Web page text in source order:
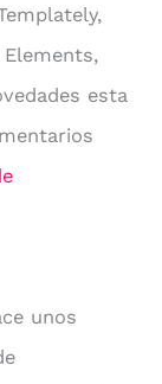
esta
unos